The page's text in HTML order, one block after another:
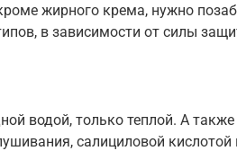
жирного крема, нужно
в зависимости от силы
водой, только теплой. А также
салициловой кислотой